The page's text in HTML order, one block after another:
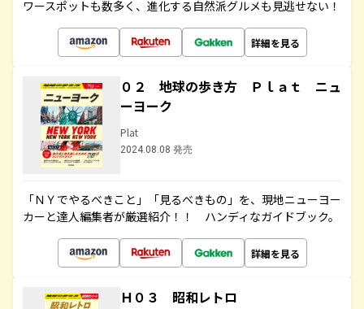
ワースポットも数多く、進化する自然派グルメも見逃せない！
詳細を見る
０２ 地球の歩き方 Ｐｌａｔ ニュ
ーヨーク
Plat
2024.08.08 発売
「ＮＹでやるべきこと」「見るべきもの」を、現地ニューヨー
カーと達人編集者が厳選紹介！！ ハンディなガイドブック。
詳細を見る
Ｈ０３ 昭和レトロ